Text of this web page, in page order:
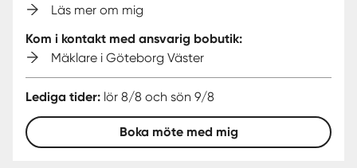
Läs mer om mig
Kom i kontakt med ansvarig bobutik:
Mäklare i Göteborg Väster
Lediga tider: lör 8/8 och sön 9/8
Boka möte med mig